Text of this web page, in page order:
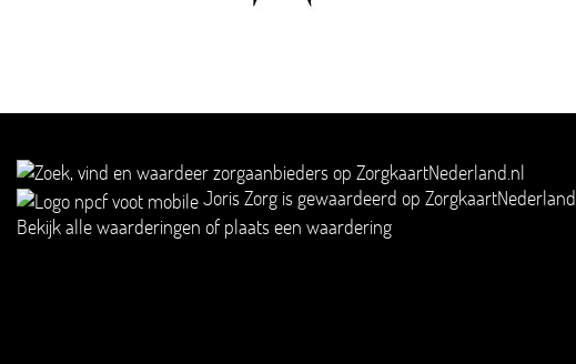
Joris Zorg is gewaardeerd op ZorgkaartNederland.
Bekijk alle waarderingen of plaats een waardering